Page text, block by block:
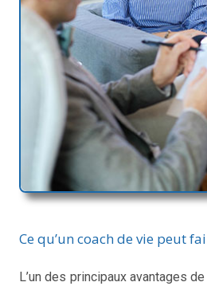
Ce qu’un coach de vie peut
L’un des principaux avantages